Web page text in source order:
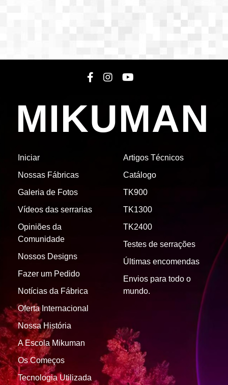
MIKUMAN
Iniciar
Nossas Fábricas
Galeria de Fotos
Vídeos das serrarias
Opiniões da
Comunidade
Nossos Designs
Fazer um Pedido
Notícias da Fábrica
Artigos Técnicos
Catálogo
TK900
TK1300
TK2400
Testes de serrações
Últimas encomendas
Envios para todo o
mundo.
Oferta Internacional
Nossa História
A Escola Mikuman
Os Começos
Tecnologia Utilizada